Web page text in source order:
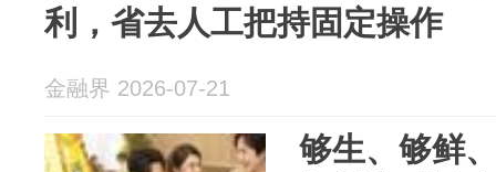
利，省去人工把持固定操作
金融界 2026-07-21
够生、够鲜